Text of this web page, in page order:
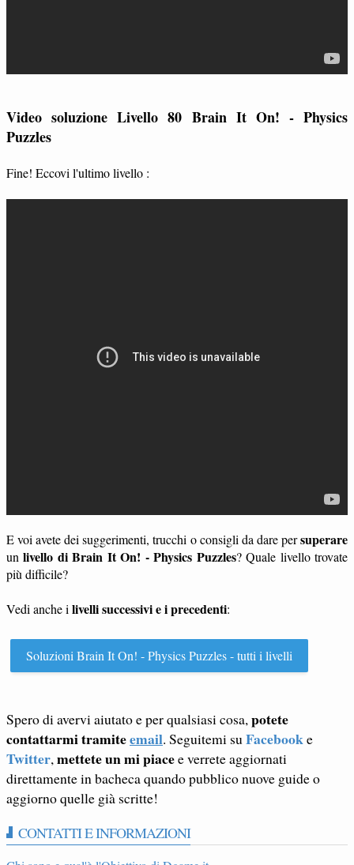
Video soluzione Livello 80 Brain It On! - Physics
Puzzles
Fine! Eccovi l'ultimo livello :
E voi avete dei suggerimenti, trucchi o consigli da dare persuperare
unlivello di Brain It On! - Physics Puzzles? Quale livello trovate
più difficile?
Vedi anche i livelli successivi e i precedenti:
Soluzioni Brain It On! - Physics Puzzles - tutti i livelli
Spero di avervi aiutato e per qualsiasi cosa,potete
contattarmi tramiteemail. Seguitemi suFacebooke
Twitter,mettete un mi piacee verrete aggiornati
direttamente in bacheca quando pubblico nuove guide o
aggiorno quelle già scritte!
CONTATTI E INFORMAZIONI